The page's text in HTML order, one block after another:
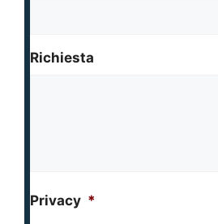
Richiesta
Privacy *